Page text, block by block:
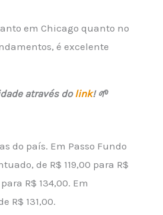
em Chicago quanto no
é excelente
através dolink! 🌱
do país. Em Passo Fundo
de R$ 119,00 para R$
R$ 134,00. Em
R$ 131,00.